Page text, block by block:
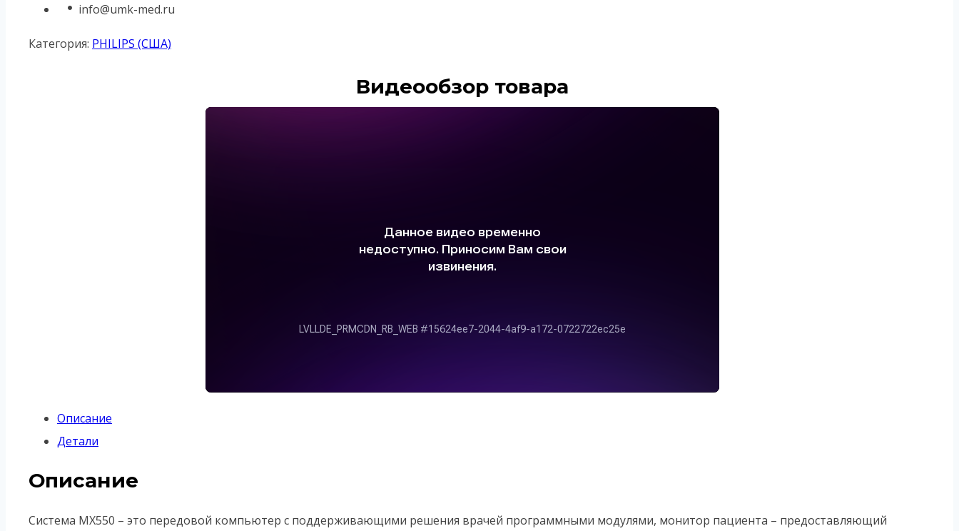
info@umk-med.ru
Категория: PHILIPS (США)
Видеообзор товара
Описание
Детали
Описание
Система MX550 – это передовой компьютер с поддерживающими решения врачей программными модулями, монитор пациента – предоставляющий